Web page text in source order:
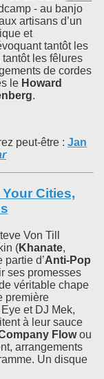
- au banjo
artisans d’un
et
tantôt les
les fêlures
de cordes
le Howard
.
peut-être : Jan
Cities,
Von Till
(Khanate,
d’Anti-Pop
ses promesses
véritable chape
première
et DJ Mek,
à leur sauce
Flowou
arrangements
Un disque